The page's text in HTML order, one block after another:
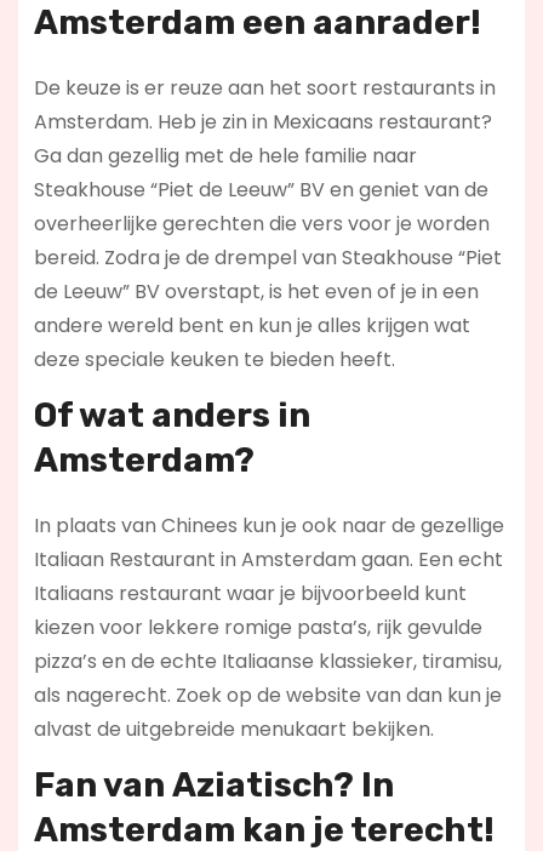
Amsterdam een aanrader!
De keuze is er reuze aan het soort restaurants in
Amsterdam. Heb je zin in Mexicaans restaurant?
Ga dan gezellig met de hele familie naar
Steakhouse “Piet de Leeuw” BV en geniet van de
overheerlijke gerechten die vers voor je worden
bereid. Zodra je de drempel van Steakhouse “Piet
de Leeuw” BV overstapt, is het even of je in een
andere wereld bent en kun je alles krijgen wat
deze speciale keuken te bieden heeft.
Of wat anders in
Amsterdam?
In plaats van Chinees kun je ook naar de gezellige
Italiaan Restaurant in Amsterdam gaan. Een echt
Italiaans restaurant waar je bijvoorbeeld kunt
kiezen voor lekkere romige pasta’s, rijk gevulde
pizza’s en de echte Italiaanse klassieker, tiramisu,
als nagerecht. Zoek op de website van dan kun je
alvast de uitgebreide menukaart bekijken.
Fan van Aziatisch? In
Amsterdam kan je terecht!